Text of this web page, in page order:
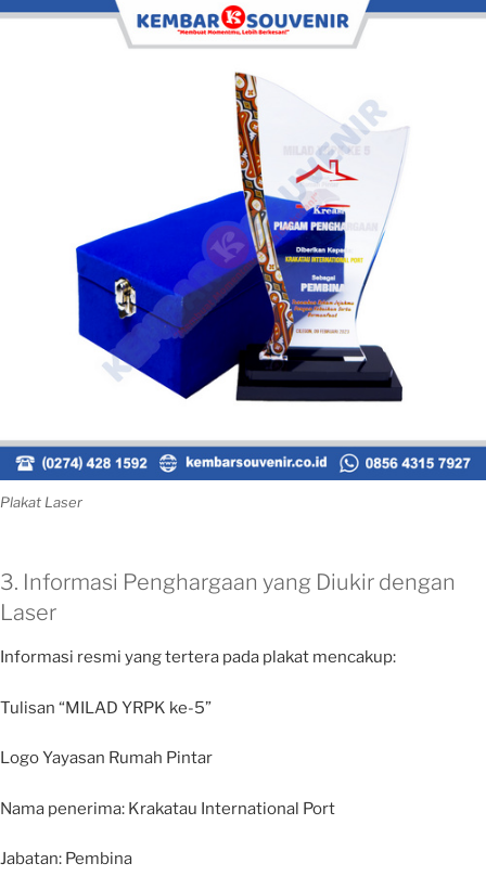
Plakat Laser
3. Informasi Penghargaan yang Diukir dengan
Laser
Informasi resmi yang tertera pada plakat mencakup:
Tulisan “MILAD YRPK ke-5”
Logo Yayasan Rumah Pintar
Nama penerima: Krakatau International Port
Jabatan: Pembina